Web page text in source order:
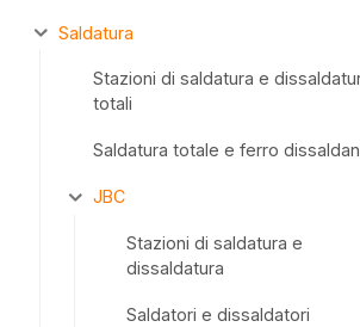
Saldatura
Stazioni di saldatura e
totali
Saldatura totale e ferro
JBC
Stazioni di saldatura e
dissaldatura
Saldatori e dissaldatori